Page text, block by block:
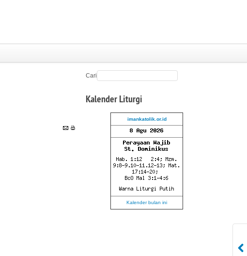
Cari
Kalender Liturgi
imankatolik.or.id
Kalender bulan ini